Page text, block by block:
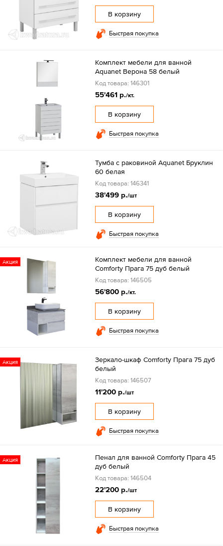
В корзину
Быстрая покупка
Комплект мебели для ванной
Aquanet Верона 58 белый
Код товара: 146301
55'461 р./кт.
В корзину
Быстрая покупка
Тумба с раковиной Aquanet Бруклин
60 белая
Код товара: 146341
38'499 р./шт
В корзину
Быстрая покупка
Акция
Комплект мебели для ванной
Comforty Прага 75 дуб белый
Код товара: 146505
56'800 р./кт.
В корзину
Быстрая покупка
Акция
Зеркало-шкаф Comforty Прага 75 дуб
белый
Код товара: 146507
11'200 р./шт
В корзину
Быстрая покупка
Акция
Пенал для ванной Comforty Прага 45
дуб белый
Код товара: 146504
22'200 р./шт
В корзину
Быстрая покупка